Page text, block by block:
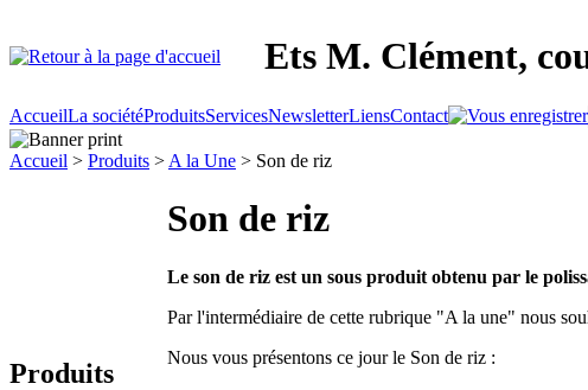
Ets M. Clément,
AccueilLa sociétéProduitsServicesNewsletterLiensContact
Accueil > Produits > A la Une > Son de riz
Produits
Son de riz
Le son de riz est un sous produit obtenu par le
Par l'intermédiaire de cette rubrique "A la une" nous
Nous vous présentons ce jour le Son de riz :